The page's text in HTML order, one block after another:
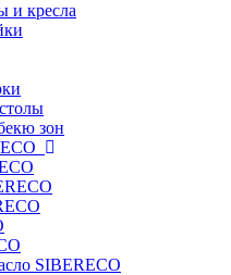
и кресла
зон
SIBERECO